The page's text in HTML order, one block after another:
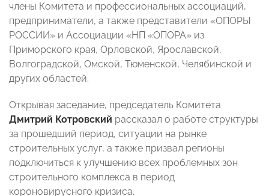
члены Комитета и профессиональных ассоциаций,
предприниматели, а также представители «ОПОРЫ
РОССИИ» и Ассоциации «НП «ОПОРА» из
Приморского края, Орловской, Ярославской,
Волгоградской, Омской, Тюменской, Челябинской и
других областей.
Открывая заседание, председатель Комитета
Дмитрий Котровский рассказал о работе структуры
за прошедший период, ситуации на рынке
строительных услуг, а также призвал регионы
подключиться к улучшению всех проблемных зон
строительного комплекса в период
короновирусного кризиса.